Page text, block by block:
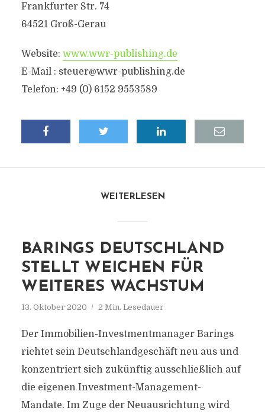
Frankfurter Str. 74
64521 Groß-Gerau
Website: www.wwr-publishing.de
E-Mail : steuer@wwr-publishing.de
Telefon: +49 (0) 6152 9553589
WEITERLESEN
BARINGS DEUTSCHLAND
STELLT WEICHEN FÜR
WEITERES WACHSTUM
13. Oktober 2020 2 Min. Lesedauer
Der Immobilien-Investmentmanager Barings
richtet sein Deutschlandgeschäft neu aus und
konzentriert sich zukünftig ausschließlich auf
die eigenen Investment-Management-
Mandate. Im Zuge der Neuausrichtung wird